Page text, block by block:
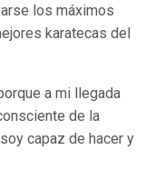
los máximos
karatecas del
a mi llegada
de la
capaz de hacer y